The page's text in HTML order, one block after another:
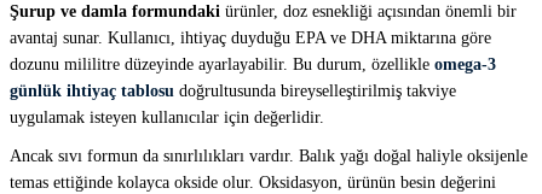
Şurup ve damla formundaki ürünler, doz esnekliği açısından önemli bir
avantaj sunar. Kullanıcı, ihtiyaç duyduğu EPA ve DHA miktarına göre
dozunu mililitre düzeyinde ayarlayabilir. Bu durum, özellikle omega-3
günlük ihtiyaç tablosu doğrultusunda bireyselleştirilmiş takviye
uygulamak isteyen kullanıcılar için değerlidir.
Ancak sıvı formun da sınırlılıkları vardır. Balık yağı doğal haliyle oksijenle
temas ettiğinde kolayca okside olur. Oksidasyon, ürünün besin değerini